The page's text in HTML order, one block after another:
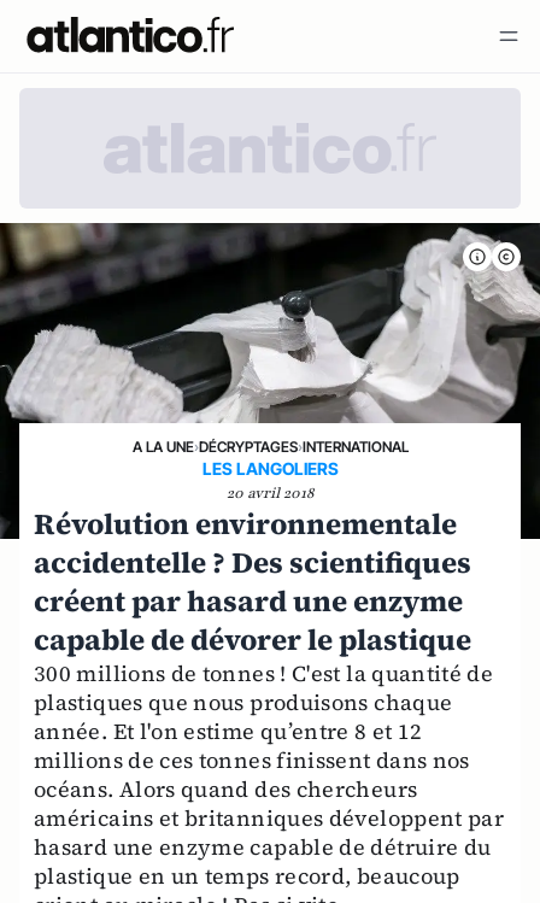
A LA UNE›DÉCRYPTAGES›INTERNATIONAL
LES LANGOLIERS
20 avril 2018
Révolution environnementale
accidentelle ? Des scientifiques
créent par hasard une enzyme
capable de dévorer le plastique
300 millions de tonnes ! C'est la quantité de
plastiques que nous produisons chaque
année. Et l'on estime qu’entre 8 et 12
millions de ces tonnes finissent dans nos
océans. Alors quand des chercheurs
américains et britanniques développent par
hasard une enzyme capable de détruire du
plastique en un temps record, beaucoup